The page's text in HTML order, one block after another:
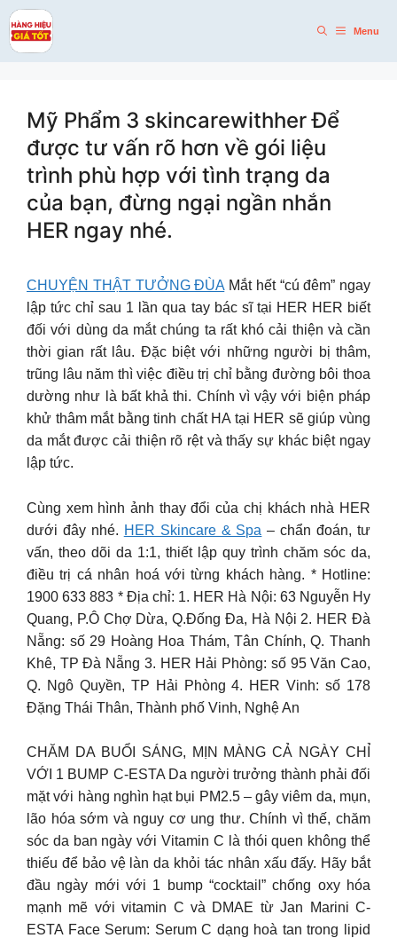
Skip
to
content
Menu
Mỹ Phẩm 3 skincarewithher Để
được tư vấn rõ hơn về gói liệu
trình phù hợp với tình trạng da
của bạn, đừng ngại ngần nhắn
HER ngay nhé.
CHUYỆN THẬT TƯỞNG ĐÙA Mắt hết “cú đêm” ngay
lập tức chỉ sau 1 lần qua tay bác sĩ tại HER HER biết
đối với dùng da mắt chúng ta rất khó cải thiện và cần
thời gian rất lâu. Đặc biệt với những người bị thâm,
trũng lâu năm thì việc điều trị chỉ bằng đường bôi thoa
dường như là bất khả thi. Chính vì vậy với biện pháp
khử thâm mắt bằng tinh chất HA tại HER sẽ giúp vùng
da mắt được cải thiện rõ rệt và thấy sự khác biệt ngay
lập tức.
Cùng xem hình ảnh thay đổi của chị khách nhà HER
dưới đây nhé. HER Skincare & Spa – chẩn đoán, tư
vấn, theo dõi da 1:1, thiết lập quy trình chăm sóc da,
điều trị cá nhân hoá với từng khách hàng. * Hotline:
1900 633 883 * Địa chỉ: 1. HER Hà Nội: 63 Nguyễn Hy
Quang, P.Ô Chợ Dừa, Q.Đống Đa, Hà Nội 2. HER Đà
Nẵng: số 29 Hoàng Hoa Thám, Tân Chính, Q. Thanh
Khê, TP Đà Nẵng 3. HER Hải Phòng: số 95 Văn Cao,
Q. Ngô Quyền, TP Hải Phòng 4. HER Vinh: số 178
Đặng Thái Thân, Thành phố Vinh, Nghệ An
CHĂM DA BUỔI SÁNG, MỊN MÀNG CẢ NGÀY CHỈ
VỚI 1 BUMP C-ESTA Da người trưởng thành phải đối
mặt với hàng nghìn hạt bụi PM2.5 – gây viêm da, mụn,
lão hóa sớm và nguy cơ ung thư. Chính vì thế, chăm
sóc da ban ngày với Vitamin C là thói quen không thể
thiếu để bảo vệ làn da khỏi tác nhân xấu đấy. Hãy bắt
đầu ngày mới với 1 bump “cocktail” chống oxy hóa
mạnh mẽ với vitamin C và DMAE từ Jan Marini C-
ESTA Face Serum: Serum C dạng hoà tan trong lipid